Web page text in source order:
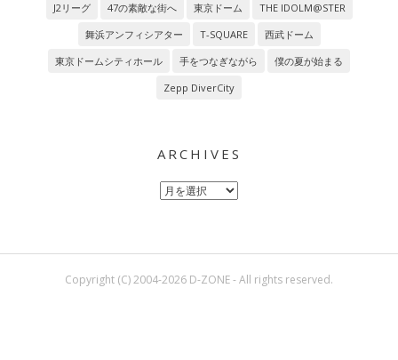
J2リーグ
47の素敵な街へ 東京ドーム
THE IDOLM@STER
舞浜アンフィシアター
T-SQUARE
西武ドーム
東京ドームシティホール
手をつなぎながら
僕の夏が始まる
Zepp DiverCity
ARCHIVES
Archives
Copyright (C) 2004-2026 D-ZONE - All rights reserved.